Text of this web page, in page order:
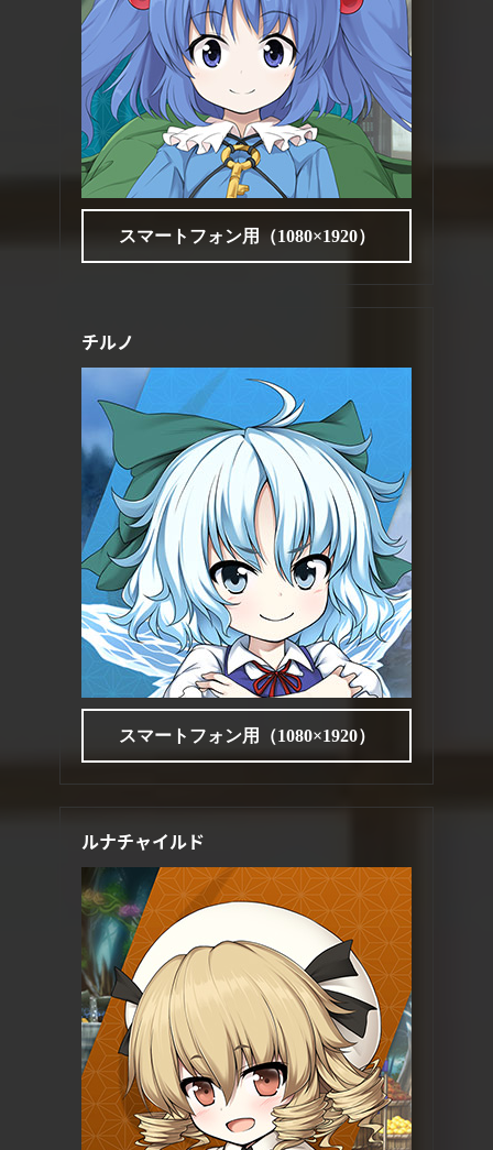
スマートフォン用（1080×1920）
チルノ
スマートフォン用（1080×1920）
ルナチャイルド